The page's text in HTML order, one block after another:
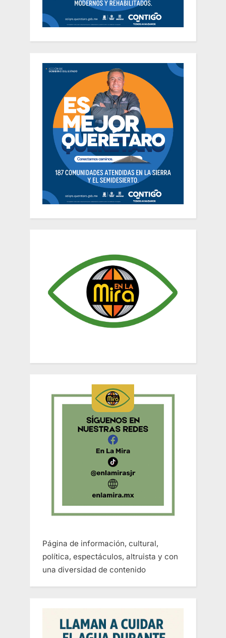
Página de información, cultural,
política, espectáculos, altruista y con
una diversidad de contenido